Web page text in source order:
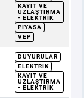
KAYIT VE
UZLAŞTIRMA
- ELEKTRIK
PIYASA
VEP
DUYURULAR
ELEKTRIK
KAYIT VE
UZLAŞTIRMA
- ELEKTRIK